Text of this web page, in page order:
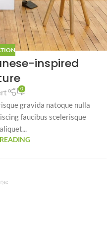
inspired
0
gravida natoque nulla
faucibus scelerisque